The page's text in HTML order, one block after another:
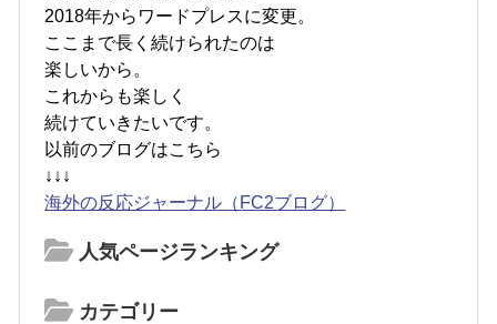
2018年からワードプレスに変更。
ここまで長く続けられたのは
楽しいから。
これからも楽しく
続けていきたいです。
以前のブログはこちら
↓↓↓
海外の反応ジャーナル（FC2ブログ）
人気ページランキング
カテゴリー